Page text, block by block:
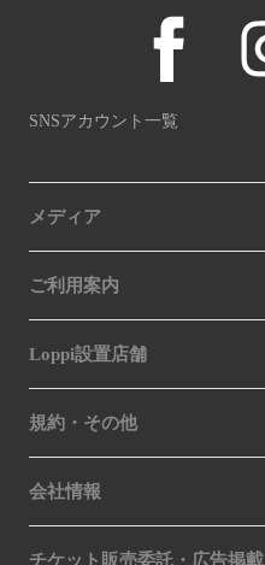
SNSアカウント一覧
メディア
ご利用案内
Loppi設置店舗
規約・その他
会社情報
チケット販売委託・広告掲載